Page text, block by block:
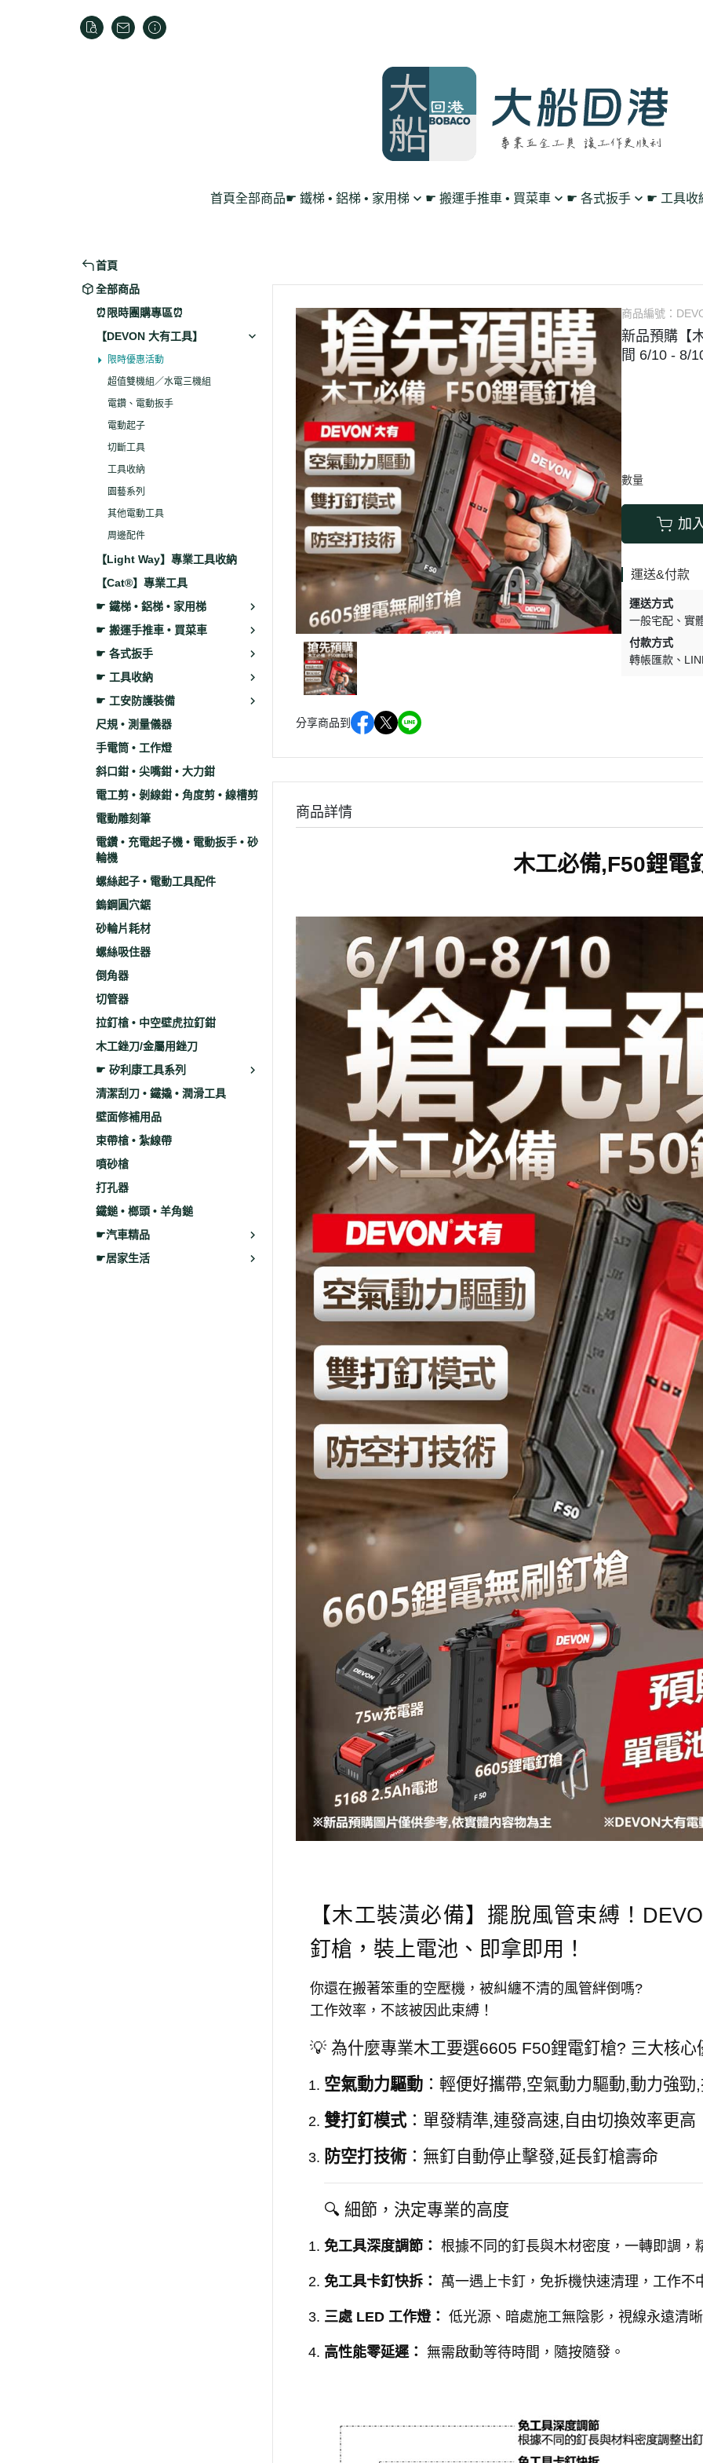
首頁全部商品☛ 鐵梯 • 鋁梯 • 家用梯 ☛ 搬運手推車 • 買菜車
L型平板手推車
高載重手推車系列
多層工作推車
搬運器 • 搬運工具
☛ 各式扳手
搖頭 棘輪扳手
扳手套裝組 • 工具組
套筒 工具扳手
六角 • 球型 • 星型扳手
☛ 工具收
零件收納盤 • 放置
透明無塵背包
首頁
全部商品
⏰限時團購專區⏰
【DEVON 大有工具】
限時優惠活動
超值雙機組／水電三機組
電鑽、電動扳手
電動起子
切斷工具
工具收納
園藝系列
其他電動工具
周邊配件
【Light Way】專業工具收納
【Cat®】專業工具
☛ 鐵梯 • 鋁梯 • 家用梯
☛ 搬運手推車 • 買菜車
☛ 各式扳手
☛ 工具收納
☛ 工安防護裝備
尺規 • 測量儀器
手電筒 • 工作燈
斜口鉗 • 尖嘴鉗 • 大力鉗
電工剪 • 剝線鉗 • 角度剪 • 線槽剪
電動雕刻筆
電鑽 • 充電起子機 • 電動扳手 • 砂
輪機
螺絲起子 • 電動工具配件
鎢鋼圓穴鋸
砂輪片耗材
螺絲吸住器
倒角器
切管器
拉釘槍 • 中空壁虎拉釘鉗
木工銼刀/金屬用銼刀
☛ 矽利康工具系列
清潔刮刀 • 鐵撬 • 潤滑工具
壁面修補用品
束帶槍 • 紮線帶
噴砂槍
打孔器
鐵鎚 • 榔頭 • 羊角鎚
☛汽車精品
☛居家生活
分享商品到
商品編號：
新品預購【
間 6/10 - 8/
數量
加
運送&付款
運送方式
一般宅配
實
付款方式
轉帳匯款
商品詳情
木工必備,F50鋰電
【木工裝潢必備】擺脫風管束縛！
釘槍，裝上電池、即拿即用！
你還在搬著笨重的空壓機，被糾纏不清的風管絆倒嗎?
工作效率，不該被因此束縛！
💡 為什麼專業木工要選6605 F50鋰電釘槍? 三大核心
空氣動力驅動 ：輕便好攜帶,空氣動力驅動,動力強
雙打釘模式：單發精準,連發高速,自由切換效率更高
防空打技術 ：無釘自動停止擊發,延長釘槍壽命
🔍 細節，決定專業的高度
免工具深度調節： 根據不同的釘長與木材密度，一轉即調，
免工具卡釘快拆： 萬一遇上卡釘，免拆機快速清理，工作不
三處 LED 工作燈： 低光源、暗處施工無陰影，視線永遠清
高性能零延遲： 無需啟動等待時間，隨按隨發。